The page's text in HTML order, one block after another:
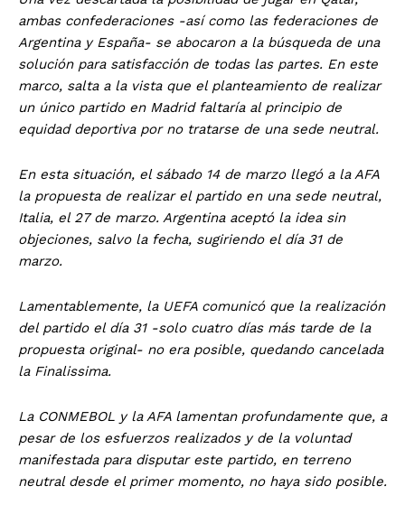
ambas confederaciones -así como las federaciones de
Argentina y España- se abocaron a la búsqueda de una
solución para satisfacción de todas las partes. En este
marco, salta a la vista que el planteamiento de realizar
un único partido en Madrid faltaría al principio de
equidad deportiva por no tratarse de una sede neutral.
En esta situación, el sábado 14 de marzo llegó a la AFA
la propuesta de realizar el partido en una sede neutral,
Italia, el 27 de marzo. Argentina aceptó la idea sin
objeciones, salvo la fecha, sugiriendo el día 31 de
marzo.
Lamentablemente, la UEFA comunicó que la realización
del partido el día 31 -solo cuatro días más tarde de la
propuesta original- no era posible, quedando cancelada
la Finalissima.
La CONMEBOL y la AFA lamentan profundamente que, a
pesar de los esfuerzos realizados y de la voluntad
manifestada para disputar este partido, en terreno
neutral desde el primer momento, no haya sido posible.